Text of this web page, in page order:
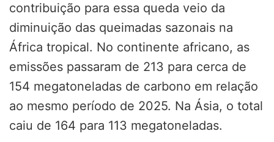
contribuição para essa queda veio da
diminuição das queimadas sazonais na
África tropical. No continente africano, as
emissões passaram de 213 para cerca de
154 megatoneladas de carbono em relação
ao mesmo período de 2025. Na Ásia, o total
caiu de 164 para 113 megatoneladas.